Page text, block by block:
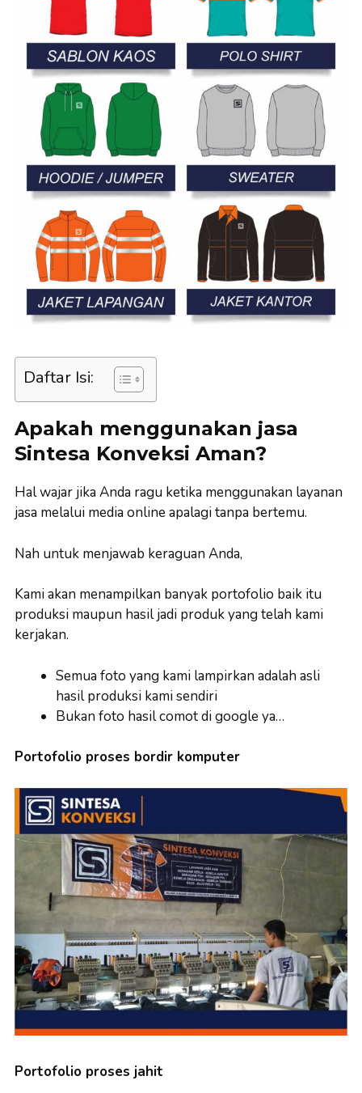
Daftar Isi:
Apakah menggunakan jasa
Sintesa Konveksi Aman?
Hal wajar jika Anda ragu ketika menggunakan layanan
jasa melalui media online apalagi tanpa bertemu.
Nah untuk menjawab keraguan Anda,
Kami akan menampilkan banyak portofolio baik itu
produksi maupun hasil jadi produk yang telah kami
kerjakan.
Semua foto yang kami lampirkan adalah asli
hasil produksi kami sendiri
Bukan foto hasil comot di google ya…
Portofolio proses bordir komputer
Portofolio proses jahit